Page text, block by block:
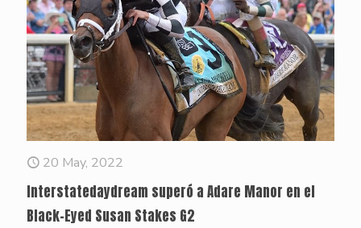
20 May, 2022
Interstatedaydream superó a Adare Manor en el
Black-Eyed Susan Stakes G2